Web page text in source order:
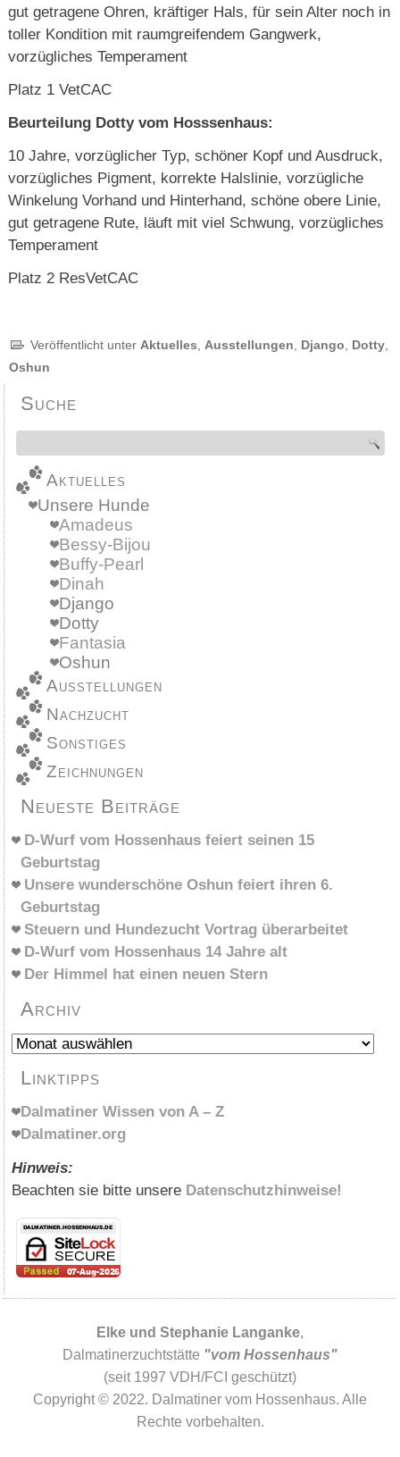
gut getragene Ohren, kräftiger Hals, für sein Alter noch in
toller Kondition mit raumgreifendem Gangwerk,
vorzügliches Temperament
Platz 1 VetCAC
Beurteilung Dotty vom Hosssenhaus:
10 Jahre, vorzüglicher Typ, schöner Kopf und Ausdruck,
vorzügliches Pigment, korrekte Halslinie, vorzügliche
Winkelung Vorhand und Hinterhand, schöne obere Linie,
gut getragene Rute, läuft mit viel Schwung, vorzügliches
Temperament
Platz 2 ResVetCAC
Veröffentlicht unter Aktuelles,Ausstellungen, Django, Dotty,
Oshun
Suche
Aktuelles
Unsere Hunde
Amadeus
Bessy-Bijou
Buffy-Pearl
Dinah
Django
Dotty
Fantasia
Oshun
Ausstellungen
Nachzucht
Sonstiges
Zeichnungen
Neueste Beiträge
D-Wurf vom Hossenhaus feiert seinen 15
Geburtstag
Unsere wunderschöne Oshun feiert ihren 6.
Geburtstag
Steuern und Hundezucht Vortrag überarbeitet
D-Wurf vom Hossenhaus 14 Jahre alt
Der Himmel hat einen neuen Stern
Archiv
Archiv
Linktipps
Dalmatiner Wissen von A – Z
Dalmatiner.org
Hinweis:
Beachten sie bitte unsere Datenschutzhinweise!
Elke und Stephanie Langanke,
Dalmatinerzuchtstätte "vom Hossenhaus"
(seit 1997 VDH/FCI geschützt)
Copyright © 2022. Dalmatiner vom Hossenhaus. Alle
Rechte vorbehalten.